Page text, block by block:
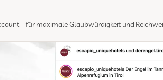
– für maximale Glaubwürdigkeit und